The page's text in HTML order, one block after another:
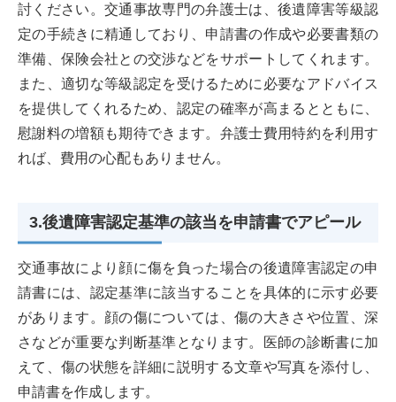
討ください。交通事故専門の弁護士は、後遺障害等級認
定の手続きに精通しており、申請書の作成や必要書類の
準備、保険会社との交渉などをサポートしてくれます。
また、適切な等級認定を受けるために必要なアドバイス
を提供してくれるため、認定の確率が高まるとともに、
慰謝料の増額も期待できます。弁護士費用特約を利用す
れば、費用の心配もありません。
3.後遺障害認定基準の該当を申請書でアピール
交通事故により顔に傷を負った場合の後遺障害認定の申
請書には、認定基準に該当することを具体的に示す必要
があります。顔の傷については、傷の大きさや位置、深
さなどが重要な判断基準となります。医師の診断書に加
えて、傷の状態を詳細に説明する文章や写真を添付し、
申請書を作成します。